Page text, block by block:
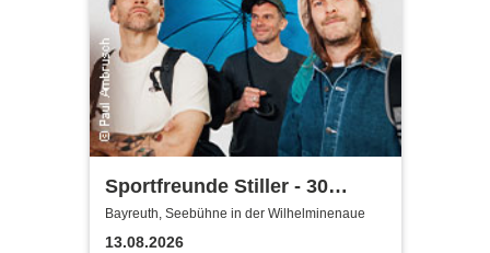
Sportfreunde Stiller - 30
wunderbaren Jahren
Bayreuth, Seebühne in der Wilhelminenaue
13.08.2026